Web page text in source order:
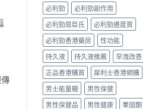
中
必利勁
必利勁副作用
必利勁屈臣氏
必利勁邊度買
必利勁香港藥房
性功能
持久液
持久液推薦
早洩改善
正品香港購買
犀利士香港網購
男士能量糖
男性保健
男性保健品
男性健康
睪固酮